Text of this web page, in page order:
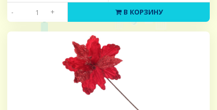
- + В КОРЗИНУ